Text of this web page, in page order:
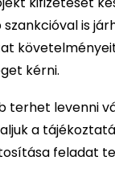
is
kérni.
terhet levenni
a
feladat